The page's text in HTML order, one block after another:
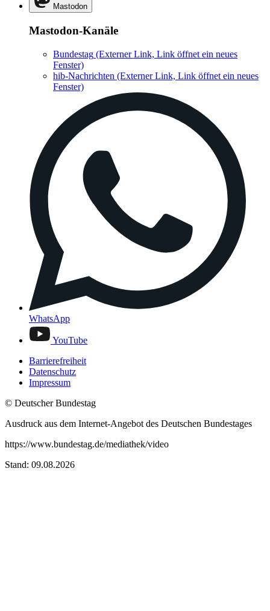
Mastodon
Mastodon-Kanäle
Bundestag (Externer Link, Link öffnet ein neues
Fenster)
hib-Nachrichten (Externer Link, Link öffnet ein neues
Fenster)
WhatsApp
YouTube
Barrierefreiheit
Datenschutz
Impressum
© Deutscher Bundestag
Ausdruck aus dem Internet-Angebot des Deutschen Bundestages
https://www.bundestag.de/mediathek/video
Stand: 09.08.2026